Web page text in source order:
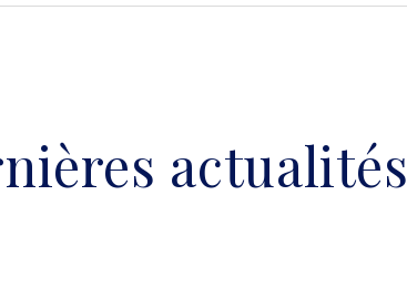
actualités